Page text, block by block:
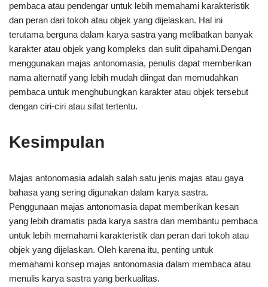
pembaca atau pendengar untuk lebih memahami karakteristik
dan peran dari tokoh atau objek yang dijelaskan. Hal ini
terutama berguna dalam karya sastra yang melibatkan banyak
karakter atau objek yang kompleks dan sulit dipahami.Dengan
menggunakan majas antonomasia, penulis dapat memberikan
nama alternatif yang lebih mudah diingat dan memudahkan
pembaca untuk menghubungkan karakter atau objek tersebut
dengan ciri-ciri atau sifat tertentu.
Kesimpulan
Majas antonomasia adalah salah satu jenis majas atau gaya
bahasa yang sering digunakan dalam karya sastra.
Penggunaan majas antonomasia dapat memberikan kesan
yang lebih dramatis pada karya sastra dan membantu pembaca
untuk lebih memahami karakteristik dan peran dari tokoh atau
objek yang dijelaskan. Oleh karena itu, penting untuk
memahami konsep majas antonomasia dalam membaca atau
menulis karya sastra yang berkualitas.